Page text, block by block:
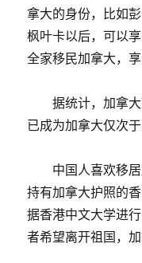
拿大的身份，比如
枫叶卡以后，可以
全家移民加拿大，享
据统计，加拿大
已成为加拿大仅次
中国人喜欢移居
持有加拿大护照的
据香港中文大学进
者希望离开祖国，